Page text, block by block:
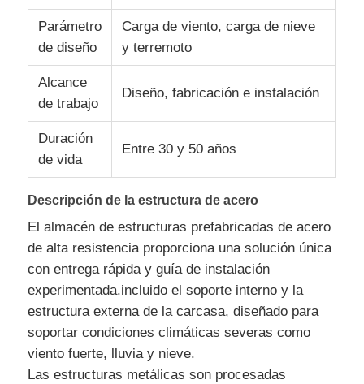
Solicitar una cita
Estructura de acero prefabricada
Almacén de estructura de acero
Taller de estructura de acero
Edificio de estructura de acero
Construcción de estructura de acero
Edificio de marco de acero
Fabricación de la estructura de acero
Parámetro
de diseño
Carga de viento, carga de nieve
y terremoto
Alcance
de trabajo
Diseño, fabricación e instalación
Duración
de vida
Entre 30 y 50 años
Descripción de la estructura de acero
El almacén de estructuras prefabricadas de acero
de alta resistencia proporciona una solución única
con entrega rápida y guía de instalación
experimentada.incluido el soporte interno y la
estructura externa de la carcasa, diseñado para
soportar condiciones climáticas severas como
viento fuerte, lluvia y nieve.
Las estructuras metálicas son procesadas